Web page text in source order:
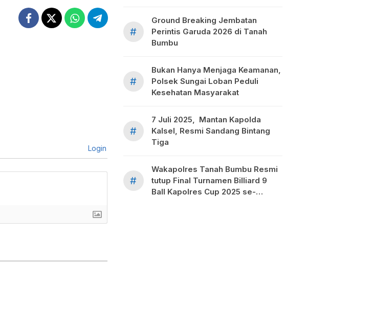
Login
#
Ground Breaking Jembatan
Perintis Garuda 2026 di Tanah
Bumbu
#
Bukan Hanya Menjaga Keamanan,
Polsek Sungai Loban Peduli
Kesehatan Masyarakat
#
7 Juli 2025, Mantan Kapolda
Kalsel, Resmi Sandang Bintang
Tiga
#
Wakapolres Tanah Bumbu Resmi
tutup Final Turnamen Billiard 9
Ball Kapolres Cup 2025 se-